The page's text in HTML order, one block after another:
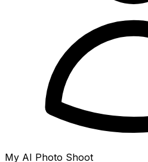
My AI Photo Shoot